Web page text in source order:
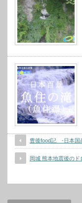
豊後food記 -日本国
岡城 熊本地震後の